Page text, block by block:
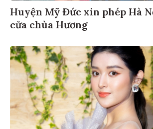
Huyện Mỹ Đức xin phép Hà
cửa chùa Hương